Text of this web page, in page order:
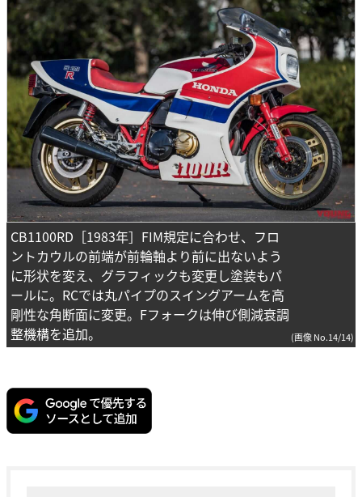
CB1100RD［1983年］FIM規定に合わせ、フロ
ントカウルの前端が前輪軸より前に出ないよう
に形状を変え、グラフィックも変更し塗装もパ
ールに。RCでは丸パイプのスイングアームを高
剛性な角断面に変更。Fフォークは伸び側減衰調
整機構を追加。
(画像 No.14/14)